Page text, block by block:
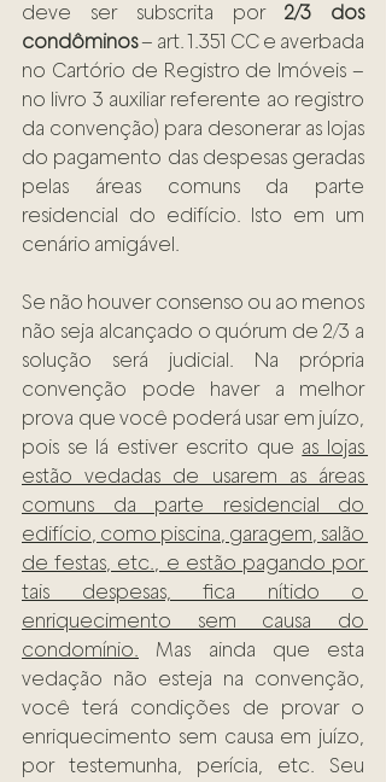
deve ser subscrita por 2/3 dos
condôminos – art. 1.351 CC e averbada
no Cartório de Registro de Imóveis –
no livro 3 auxiliar referente ao registro
da convenção) para desonerar as lojas
do pagamento das despesas geradas
pelas áreas comuns da parte
residencial do edifício. Isto em um
cenário amigável.
Se não houver consenso ou ao menos
não seja alcançado o quórum de 2/3 a
solução será judicial. Na própria
convenção pode haver a melhor
prova que você poderá usar em juízo,
pois se lá estiver escrito que as lojas
estão vedadas de usarem as áreas
comuns da parte residencial do
edifício, como piscina, garagem, salão
de festas, etc., e estão pagando por
tais despesas, fica nítido o
enriquecimento sem causa do
condomínio. Mas ainda que esta
vedação não esteja na convenção,
você terá condições de provar o
enriquecimento sem causa em juízo,
por testemunha, perícia, etc. Seu